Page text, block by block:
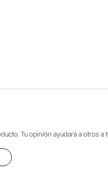
Tu opinión ayudará a otros